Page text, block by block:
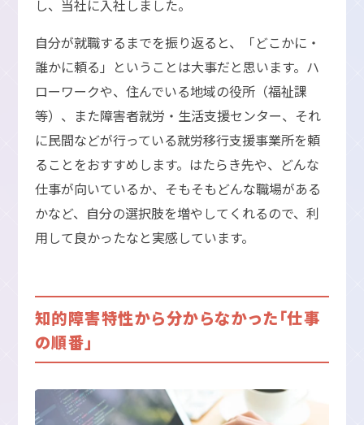
し、当社に入社しました。
自分が就職するまでを振り返ると、「どこかに・
誰かに頼る」ということは大事だと思います。ハ
ローワークや、住んでいる地域の役所（福祉課
等）、また障害者就労・生活支援センター、それ
に民間などが行っている就労移行支援事業所を頼
ることをおすすめします。はたらき先や、どんな
仕事が向いているか、そもそもどんな職場がある
かなど、自分の選択肢を増やしてくれるので、利
用して良かったなと実感しています。
知的障害特性から分からなかった「仕事
の順番」